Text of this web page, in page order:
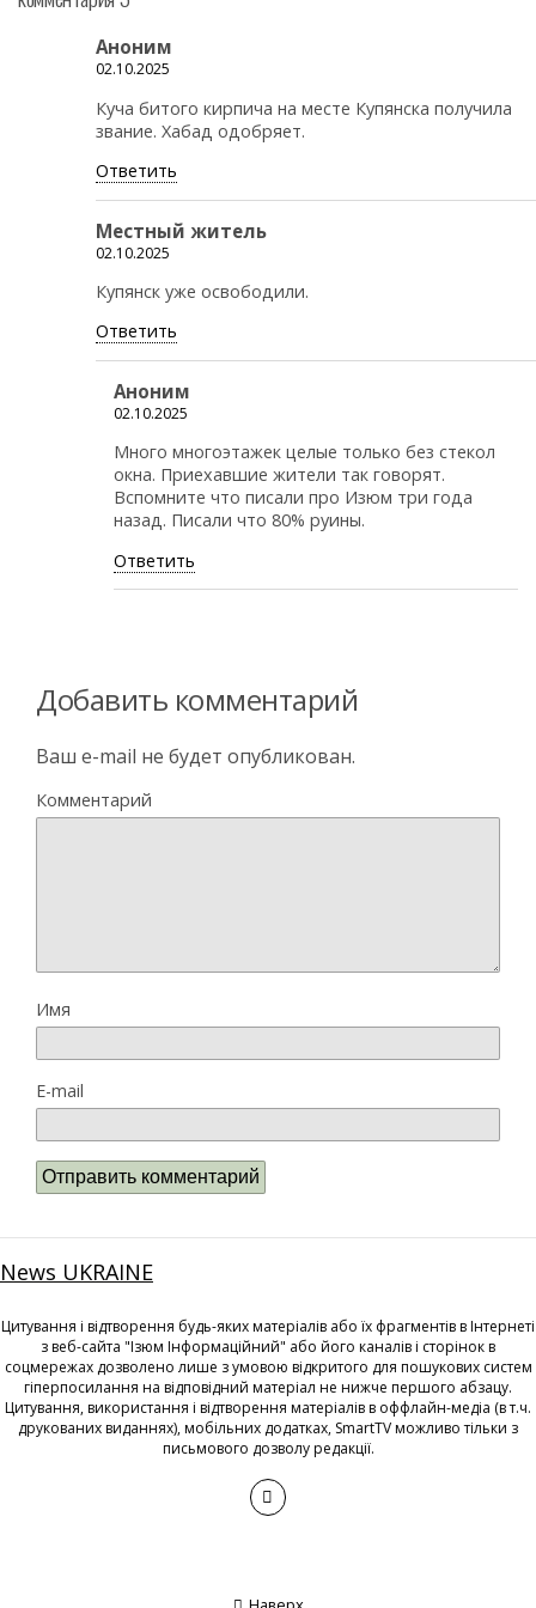
Аноним
02.10.2025
Куча битого кирпича на месте Купянска получила
звание. Хабад одобряет.
Ответить
Местный житель
02.10.2025
Купянск уже освободили.
Ответить
Аноним
02.10.2025
Много многоэтажек целые только без стекол
окна. Приехавшие жители так говорят.
Вспомните что писали про Изюм три года
назад. Писали что 80% руины.
Ответить
Добавить комментарий
Ваш e-mail не будет опубликован.
Комментарий
Имя
E-mail
News UKRAINE
Цитування і відтворення будь-яких матеріалів або їх фрагментів в Інтернеті
з веб-сайта "Ізюм Інформаційний" або його каналів і сторінок в
соцмережах дозволено лише з умовою відкритого для пошукових систем
гіперпосилання на відповідний матеріал не нижче першого абзацу.
Цитування, використання і відтворення матеріалів в оффлайн-медіа (в т.ч.
друкованих виданнях), мобільних додатках, SmartTV можливо тільки з
письмового дозволу редакції.